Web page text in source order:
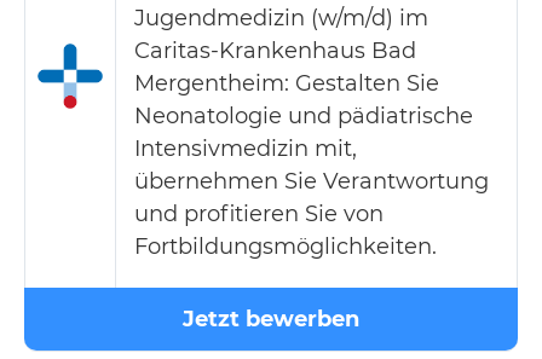
Jugendmedizin (w/m/d) im
Caritas-Krankenhaus Bad
Mergentheim: Gestalten Sie
Neonatologie und pädiatrische
Intensivmedizin mit,
übernehmen Sie Verantwortung
und profitieren Sie von
Fortbildungsmöglichkeiten.
Jetzt bewerben